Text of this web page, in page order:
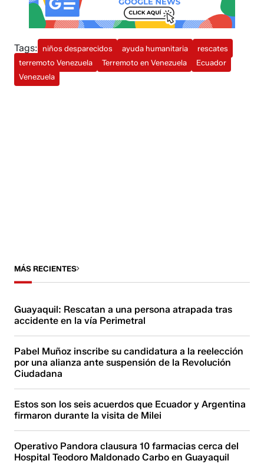
Tags: niños desparecidos ayuda humanitaria
rescates
terremoto Venezuela
Terremoto en Venezuela
Ecuador
Venezuela
MÁS RECIENTES
Guayaquil: Rescatan a una persona atrapada tras
accidente en la vía Perimetral
Pabel Muñoz inscribe su candidatura a la reelección
por una alianza ante suspensión de la Revolución
Ciudadana
Estos son los seis acuerdos que Ecuador y Argentina
firmaron durante la visita de Milei
Operativo Pandora clausura 10 farmacias cerca del
Hospital Teodoro Maldonado Carbo en Guayaquil